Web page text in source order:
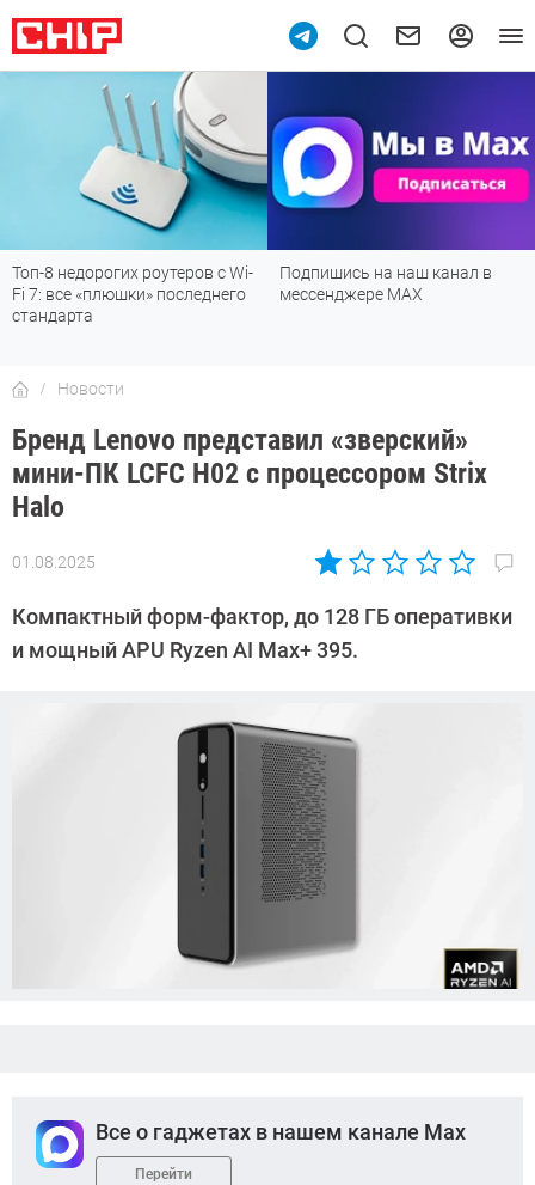
Топ-8 недорогих роутеров с Wi-
Fi 7: все «плюшки» последнего
стандарта
Подпишись на наш канал в
мессенджере МАХ
Новости
Бренд Lenovo представил «зверский»
мини-ПК LCFC H02 с процессором Strix
Halo
01.08.2025
Автор:
Довлатова
Компактный форм-фактор, до 128 ГБ оперативки
и мощный APU Ryzen AI Max+ 395.
Все о гаджетах в нашем канале Max
Перейти